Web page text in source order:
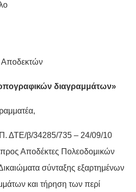
Αποδεκτών
διαγραμμάτων»
ΔΤΕ/β/34285/735 – 24/09/10
Αποδέκτες Πολεοδομικών
σύνταξης εξαρτημένων
και τήρηση των περί